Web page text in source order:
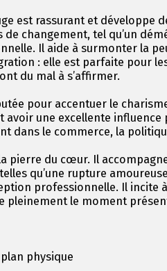
est rassurant et développe
de changement, tel qu’un
Il aide à surmonter la
: elle est parfaite pour
du mal à s’affirmer.
pour accentuer le
avoir une excellente influence
dans le commerce, la
pierre du cœur. Il
qu’une rupture
professionnelle. Il incite
pleinement le moment
physique